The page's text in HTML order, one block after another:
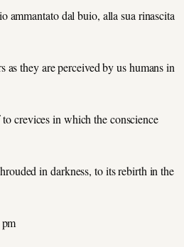
ammantato dal buio, alla sua rinascita
they are perceived by us humans in
crevices in which the conscience
in darkness, to its rebirth in the